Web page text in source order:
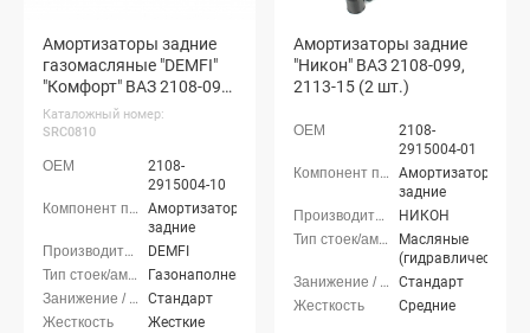
Амортизаторы задние
газомасляные "DEMFI"
"Комфорт" ВАЗ 2108-099,
2113-15
Каталожный номер:
SRC0810
2108-
2915004-10
Амортизаторы
задние
DEMFI
Газонаполненные
Стандарт
Жесткие
Амортизаторы задние
"Никон" ВАЗ 2108-099,
2113-15 (2 шт.)
2108-
2915004-01
Амортизаторы
задние
НИКОН
Масляные
(гидравлические)
Стандарт
Средние